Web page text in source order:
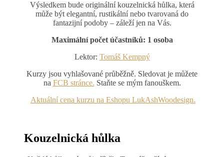
Výsledkem bude originální kouzelnická hůlka, která
může být elegantní, rustikální nebo tvarovaná do
fantazijní podoby – záleží jen na Vás.
Maximální počet účastníků: 1 osoba
Lektor: Tomáš Kempný
Kurzy jsou vyhlašované průběžně. Sledovat je můžete
na FCB stránce. Staňte se mým fanouškem.
Aktuální cena kurzu na Eshopu LukAshWoodesign.
Kouzelnická hůlka